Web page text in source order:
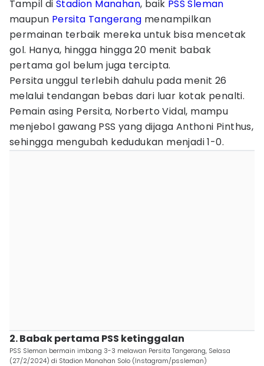
Tampil diStadion Manahan, baik PSS Sleman
maupun Persita Tangerang menampilkan
permainan terbaik mereka untuk bisa mencetak
gol. Hanya, hingga hingga 20 menit babak
pertama gol belum juga tercipta.
Persita unggul terlebih dahulu pada menit 26
melalui tendangan bebas dari luar kotak penalti.
Pemain asing Persita, Norberto Vidal, mampu
menjebol gawang PSS yang dijaga Anthoni Pinthus,
sehingga mengubah kedudukan menjadi 1-0.
2. Babak pertama PSS ketinggalan
PSS Sleman bermain imbang 3-3 melawan Persita Tangerang, Selasa
(27/2/2024) di Stadion Manahan Solo (Instagram/pssleman)